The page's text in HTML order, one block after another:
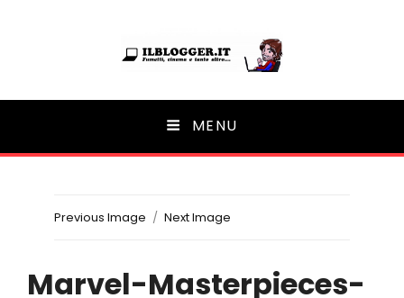
Ilblogger.it
Il portalino di blog | MENU
Previous Image Next Image
Marvel-Masterpieces-